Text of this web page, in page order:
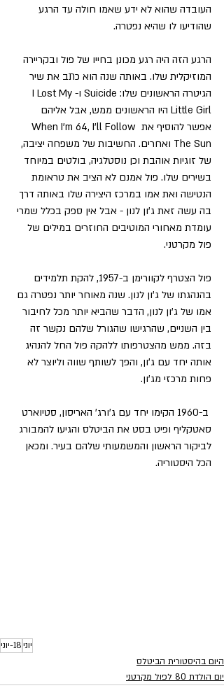
העובדה שהוא לא ידע שאמו חולה עד הרגע
שהודיעו לו שהיא נפטרה.
הרגע הזה היה רגע מכונן בחייו של פול ובקריירה
המוזיקלית שלו. באותה שנה הוא כתב את שיר
הגיטרה הראשונים שלו: Suicide ו-I Lost My
Little Girl היו הראשונים ממש, אבל אליהם
אפשר להוסיף את When I'm 64, I'll Follow
The Sun ואחרים. החשיבות של משפחה יציבה,
של זוגיות אוהבת וכן נוסטלגיה, בולטים במיוחד
בשירים שלו. פול אמנם לא הציב את טראומת
הנטישה ואת אמו במרכז היצירה שלו באותה דרך
בה עשה זאת ג'ון לנון - אבל אין ספק בכלל שמרי
עומדת מאחורי המוטיבים החוזרים במילים של
פול מקרטני.
פול הצטרף לקוורימן ב-1957, להקת תלמידים
בהנהגתו של ג'ון לנון. שנה מאוחר יותר נפטרה גם
אמו של ג'ון לנון, הדבר שהביא יותר מכל לחיבור
בין השניים, שהרגישו שהגורל שלהם נקשר זה
בזה. ממש מהצטרפותו ללהקה פול החל להנהיג
אותה יחד עם ג'ון, והפך לשותף שווה וליוצר לא
פחות מרכזי מג'ון.
ב-1960 הקימו יחד עם ג'ורג' האריסון, סטיוארט
סאטקליף ופיט בסט את הביטלס והגיעו להמבורג
לביקור הראשון והמשמעותי שלהם בעיר. ומכאן
הכל היסטוריה.
יוני18-יוני
היום בהיסטורית הביטלס
יום הולדת 80 לפול מקרטני